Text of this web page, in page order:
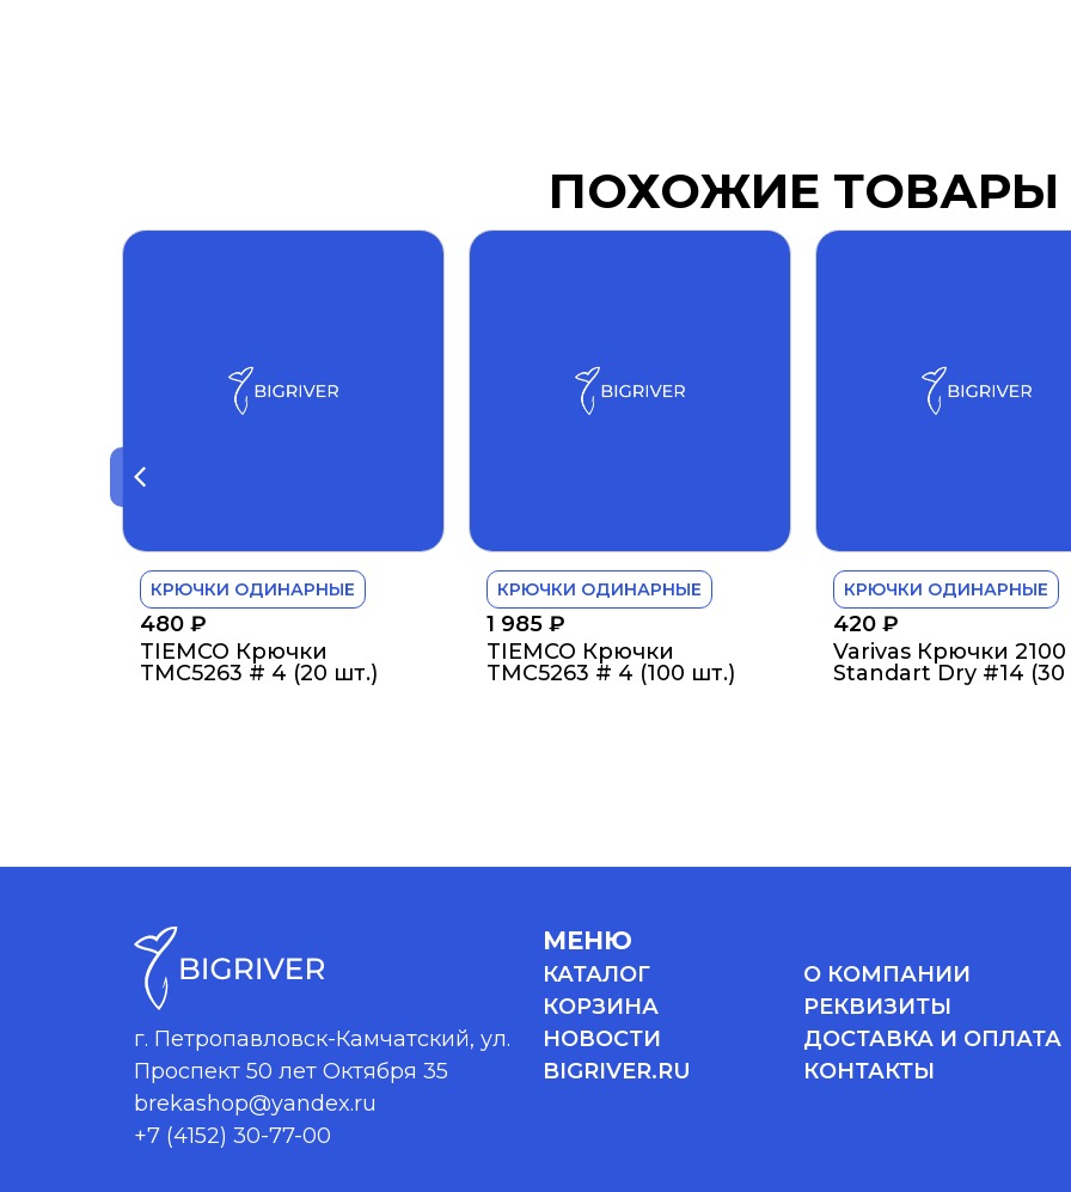
ПОХОЖИЕ ТОВАРЫ
КРЮЧКИ ОДИНАРНЫЕ
480 ₽
TIEMCO Крючки
TMC5263 # 4 (20 шт.)
КРЮЧКИ ОДИНАРНЫЕ
1 985 ₽
TIEMCO Крючки
TMC5263 # 4 (100 шт.)
КРЮЧКИ ОДИНАРНЫЕ
420 ₽
Varivas Крючки 2100
Standart Dry #14 (30
г. Петропавловск-Камчатский, ул.
Проспект 50 лет Октября 35
brekashop@yandex.ru
+7 (4152) 30-77-00
МЕНЮ
КАТАЛОГ
О КОМПАНИИ
КОРЗИНА
РЕКВИЗИТЫ
НОВОСТИ
ДОСТАВКА И ОПЛАТА
BIGRIVER.RU
КОНТАКТЫ